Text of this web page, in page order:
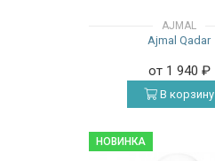
AJMAL
Ajmal Qadar
от 1 940 ₽
В корзину
НОВИНКА